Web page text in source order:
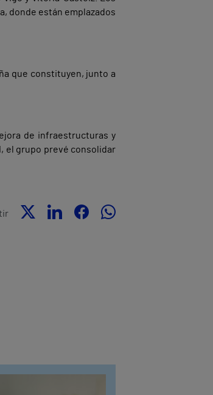
donde están emplazados
que constituyen, junto a
de infraestructuras y
el grupo prevé consolidar